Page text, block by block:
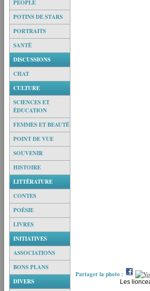
PEOPLE
POTINS DE STARS
PORTRAITS
SANTÉ
DISCUSSIONS
CHAT
CULTURE
SCIENCES ET
ÉDUCATION
FEMMES ET BEAUTÉ
POINT DE VUE
SOUVENIR
HISTOIRE
LITTÉRATURE
CONTES
POÉSIE
LIVRES
INITIATIVES
ASSOCIATIONS
BONS PLANS
DIVERS
Partager la photo :
Les